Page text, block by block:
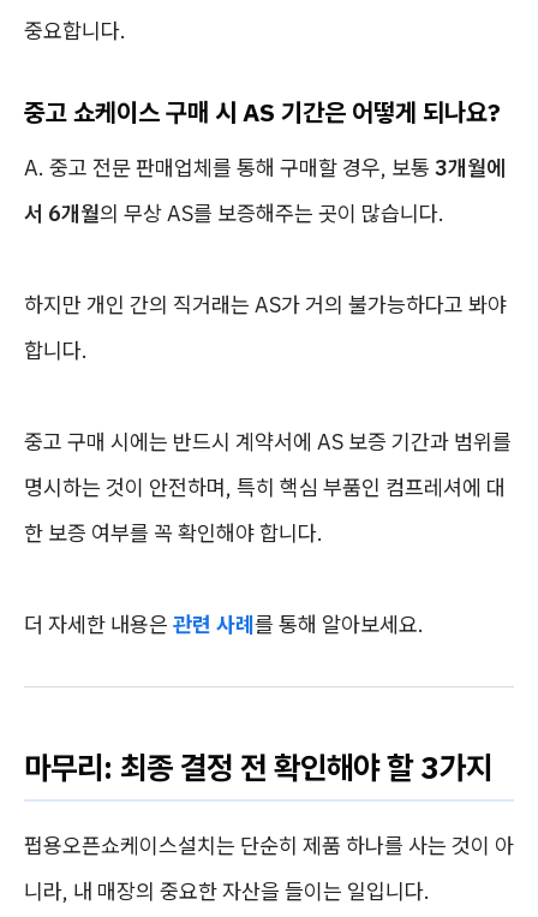
중요합니다.
중고 쇼케이스 구매 시 AS 기간은 어떻게 되나요?
A. 중고 전문 판매업체를 통해 구매할 경우, 보통 3개월에
서 6개월의 무상 AS를 보증해주는 곳이 많습니다.
하지만 개인 간의 직거래는 AS가 거의 불가능하다고 봐야
합니다.
중고 구매 시에는 반드시 계약서에 AS 보증 기간과 범위를
명시하는 것이 안전하며, 특히 핵심 부품인 컴프레셔에 대
한 보증 여부를 꼭 확인해야 합니다.
더 자세한 내용은 관련 사례를 통해 알아보세요.
마무리: 최종 결정 전 확인해야 할 3가지
펍용오픈쇼케이스설치는 단순히 제품 하나를 사는 것이 아
니라, 내 매장의 중요한 자산을 들이는 일입니다.